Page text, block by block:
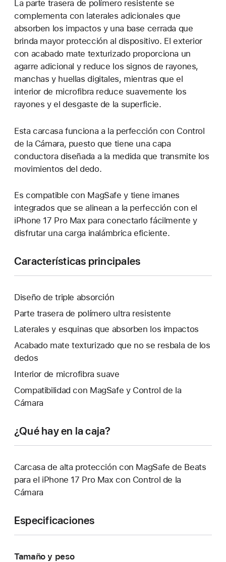
La parte trasera de polímero resistente se
complementa con laterales adicionales que
absorben los impactos y una base cerrada que
brinda mayor protección al dispositivo. El exterior
con acabado mate texturizado proporciona un
agarre adicional y reduce los signos de rayones,
manchas y huellas digitales, mientras que el
interior de microfibra reduce suavemente los
rayones y el desgaste de la superficie.
Esta carcasa funciona a la perfección con Control
de la Cámara, puesto que tiene una capa
conductora diseñada a la medida que transmite los
movimientos del dedo.
Es compatible con MagSafe y tiene imanes
integrados que se alinean a la perfección con el
iPhone 17 Pro Max para conectarlo fácilmente y
disfrutar una carga inalámbrica eficiente.
Características principales
Diseño de triple absorción
Parte trasera de polímero ultra resistente
Laterales y esquinas que absorben los impactos
Acabado mate texturizado que no se resbala de los
dedos
Interior de microfibra suave
Compatibilidad con MagSafe y Control de la
Cámara
¿Qué hay en la caja?
Carcasa de alta protección con MagSafe de Beats
para el iPhone 17 Pro Max con Control de la
Cámara
Especificaciones
Tamaño y peso